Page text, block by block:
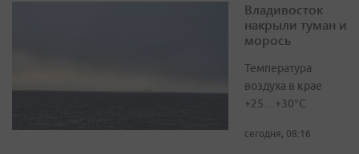
Владивосток
накрыли туман и
морось
Температура
воздуха в крае
+25…+30°C
сегодня, 08:16